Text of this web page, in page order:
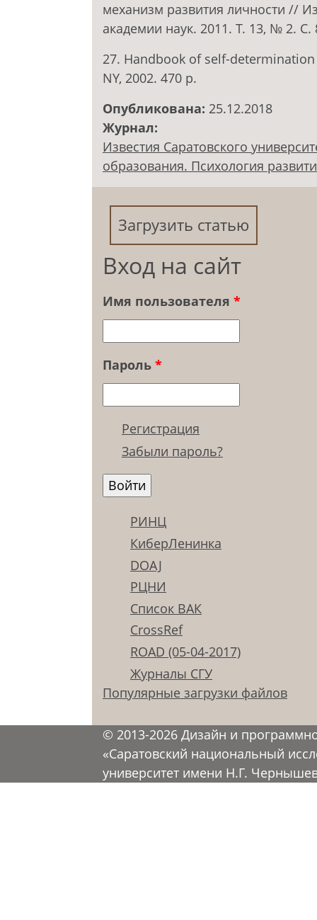
механизм развития личности //
академии наук. 2011. Т. 13, № 2. С.
27. Handbook of self-determination
NY, 2002. 470 р.
Опубликована: 25.12.2018
Журнал:
Известия Саратовского
образования. Психология
Загрузить статью
Вход на сайт
Имя пользователя *
Пароль *
Регистрация
Забыли пароль?
РИНЦ
КиберЛенинка
DOAJ
РЦНИ
Список ВАК
CrossRef
ROAD (05-04-2017)
Журналы СГУ
Популярные загрузки файлов
© 2013-2026 Дизайн и
«Саратовский национальный
университет имени Н.Г.